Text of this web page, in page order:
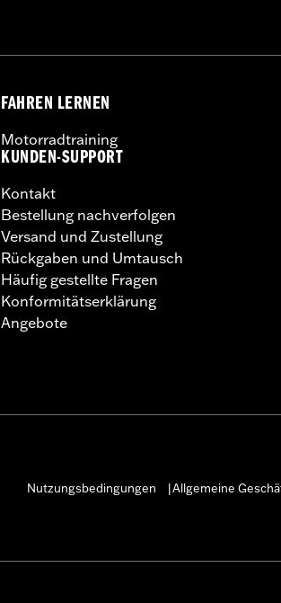
FAHREN LERNEN
Motorradtraining
KUNDEN-SUPPORT
Kontakt
Bestellung nachverfolgen
Versand und Zustellung
Rückgaben und Umtausch
Häufig gestellte Fragen
Konformitätserklärung
Angebote
Nutzungsbedingungen
Allgemeine